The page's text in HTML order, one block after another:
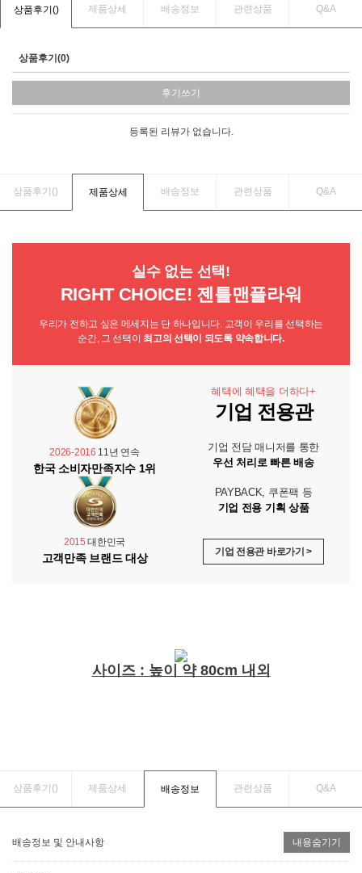
상품후기() 제품상세 배송정보 관련상품 Q&A
상품후기(0)
후기쓰기
등록된 리뷰가 없습니다.
상품후기() 제품상세 배송정보 관련상품 Q&A
실수 없는 선택!
RIGHT CHOICE! 젠틀맨플라워
우리가 전하고 싶은 메세지는 단 하나입니다. 고객이 우리를 선택하는
순간, 그 선택이 최고의 선택이 되도록 약속합니다.
2026-2016 11년 연속
한국 소비자만족지수 1위
2015 대한민국
고객만족 브랜드 대상
혜택에 혜택을 더하다+
기업 전용관
기업 전담 매니저를 통한
우선 처리로 빠른 배송
PAYBACK, 쿠폰팩 등
기업 전용 기획 상품
기업 전용관 바로가기 >
사이즈 : 높이 약 80cm 내외
상품후기() 제품상세 배송정보 관련상품 Q&A
배송정보 및 안내사항 내용숨기기